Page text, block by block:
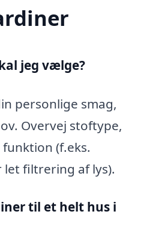
jeg vælge?
personlige smag,
Overvej stoftype,
(f.eks.
filtrering af lys).
til et helt hus i